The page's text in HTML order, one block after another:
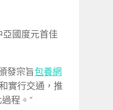
國度元首佳
發宗旨包養網
實行交通，推
程。”